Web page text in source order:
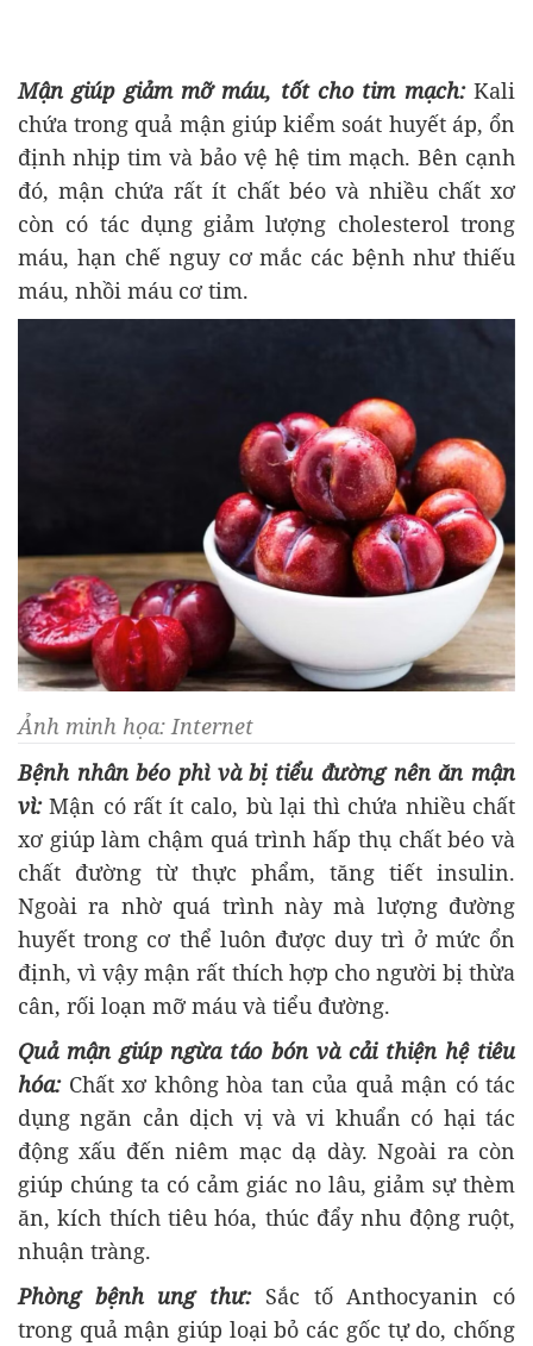
Mận giúp giảm mỡ máu, tốt cho tim mạch: Kali
chứa trong quả mận giúp kiểm soát huyết áp, ổn
định nhịp tim và bảo vệ hệ tim mạch. Bên cạnh
đó, mận chứa rất ít chất béo và nhiều chất xơ
còn có tác dụng giảm lượng cholesterol trong
máu, hạn chế nguy cơ mắc các bệnh như thiếu
máu, nhồi máu cơ tim.
Ảnh minh họa: Internet
Bệnh nhân béo phì và bị tiểu đường nên ăn mận
vì: Mận có rất ít calo, bù lại thì chứa nhiều chất
xơ giúp làm chậm quá trình hấp thụ chất béo và
chất đường từ thực phẩm, tăng tiết insulin.
Ngoài ra nhờ quá trình này mà lượng đường
huyết trong cơ thể luôn được duy trì ở mức ổn
định, vì vậy mận rất thích hợp cho người bị thừa
cân, rối loạn mỡ máu và tiểu đường.
Quả mận giúp ngừa táo bón và cải thiện hệ tiêu
hóa: Chất xơ không hòa tan của quả mận có tác
dụng ngăn cản dịch vị và vi khuẩn có hại tác
động xấu đến niêm mạc dạ dày. Ngoài ra còn
giúp chúng ta có cảm giác no lâu, giảm sự thèm
ăn, kích thích tiêu hóa, thúc đẩy nhu động ruột,
nhuận tràng.
Phòng bệnh ung thư: Sắc tố Anthocyanin có
trong quả mận giúp loại bỏ các gốc tự do, chống